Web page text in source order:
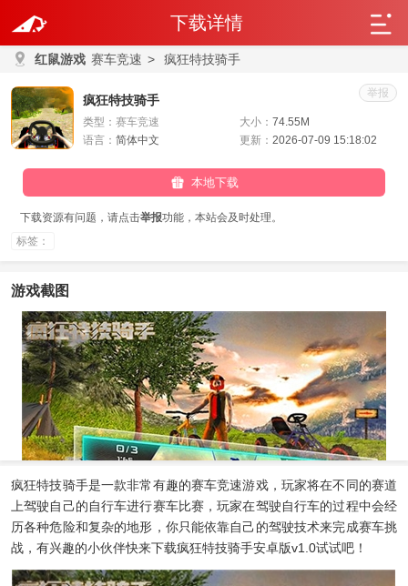
下载详情
红鼠游戏 赛车竞速 > 疯狂特技骑手
疯狂特技骑手
类型： 赛车竞速 大小：74.55M
语言： 简体中文 更新：2026-07-09 15:18:02
举报
本地下载
下载资源有问题，请点击举报功能，本站会及时处理。
标签：
游戏截图
疯狂特技骑手是一款非常有趣的赛车竞速游戏，玩家将在不同的赛道
上驾驶自己的自行车进行赛车比赛，玩家在驾驶自行车的过程中会经
历各种危险和复杂的地形，你只能依靠自己的驾驶技术来完成赛车挑
战，有兴趣的小伙伴快来下载疯狂特技骑手安卓版v1.0试试吧！